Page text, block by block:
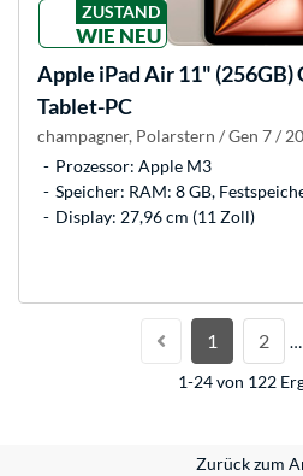
ZUSTAND
WIE NEU
Apple iPad Air 11"
Tablet-PC
champagner, Polarstern / Gen 7 /
Prozessor: Apple M3
Speicher: RAM: 8 GB,
Display: 27,96 cm (11 Zoll)
1 2 …
1-24 von 122
Zurück zum